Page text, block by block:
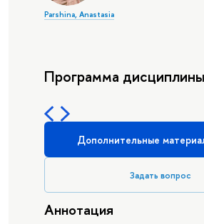
Parshina, Anastasia
Программа дисциплины
Дополнительные
Задать вопрос
Аннотация